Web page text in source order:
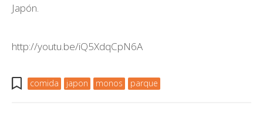
Japón.
http://youtu.be/iQ5XdqCpN6A
comida japon monos parque